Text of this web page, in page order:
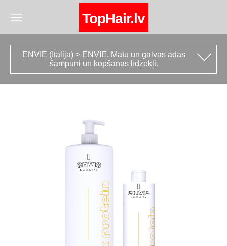
TopHair.lv
ENVIE (Itālija) > ENVIE. Matu un galvas ādas
šampūni un kopšanas līdzekļi.